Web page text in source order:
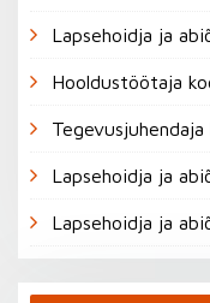
Lapsehoidja ja
Hooldustöötaja
Lapsehoidja ja
Lapsehoidja ja